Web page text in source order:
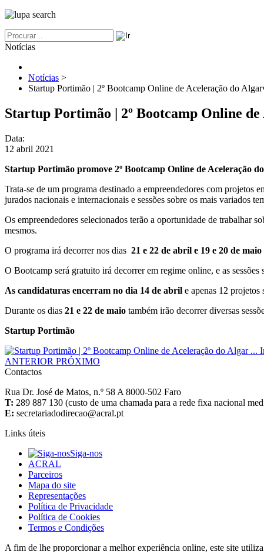
Notícias
Notícias >
Startup Portimão | 2º Bootcamp Online de Aceleração do
Startup Portimão | 2º Bootcamp Online
Data:
12 abril 2021
Startup Portimão promove 2º Bootcamp Online de Aceleração
Trata-se de um programa destinado a empreendedores com projetos
jurados nacionais e internacionais e sessões sobre os mais variados
Os empreendedores selecionados terão a oportunidade de trabalhar
mesmos.
O programa irá decorrer nos dias 21 e 22 de abril e 19 e 20 de maio
O Bootcamp será gratuito irá decorrer em regime online, e as sessões
As candidaturas encerram no dia 14 de abril e apenas 12 projetos
Durante os dias 21 e 22 de maio também irão decorrer diversas
Startup Portimão
ANTERIOR PRÓXIMO
Contactos
Rua Dr. José de Matos, n.º 58 A 8000-502 Faro
T: 289 887 130 (custo de uma chamada para a rede fixa nacional
E:
Links úteis
Siga-nos
ACRAL
Parceiros
Mapa do site
Representações
Política de Privacidade
Política de Cookies
Termos e Condições
A fim de lhe proporcionar a melhor experiência online, este site